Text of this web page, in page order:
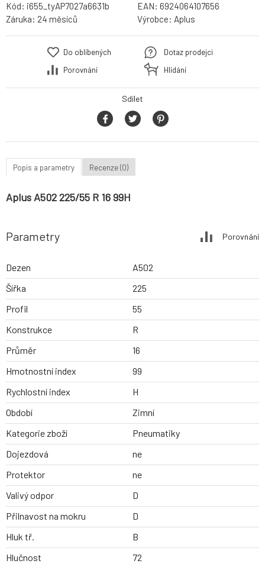
Kód: i655_tyAP7027a6631b EAN: 6924064107656
Záruka: 24 měsíců Výrobce: Aplus
Do oblíbených
Porovnání
Dotaz prodejci
Hlídání
Sdílet
Popis a parametry Recenze (0)
Aplus A502 225/55 R 16 99H
Parametry Porovnání
Dezen
A502
Šířka
225
Profil
55
Konstrukce
R
Průměr
16
Hmotnostní index
99
Rychlostní index
H
Období
Zimní
Kategorie zboží
Pneumatiky
Dojezdová
ne
Protektor
ne
Valivý odpor
D
Přilnavost na mokru
D
Hluk tř.
B
Hlučnost
72